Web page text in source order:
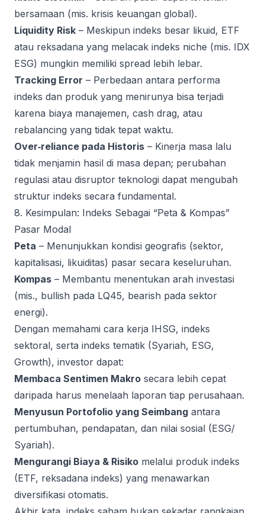
bersamaan (mis. krisis keuangan global).
Liquidity Risk – Meskipun indeks besar likuid, ETF
atau reksadana yang melacak indeks niche (mis. IDX
ESG) mungkin memiliki spread lebih lebar.
Tracking Error – Perbedaan antara performa
indeks dan produk yang menirunya bisa terjadi
karena biaya manajemen, cash drag, atau
rebalancing yang tidak tepat waktu.
Over‑reliance pada Historis – Kinerja masa lalu
tidak menjamin hasil di masa depan; perubahan
regulasi atau disruptor teknologi dapat mengubah
struktur indeks secara fundamental.
8. Kesimpulan: Indeks Sebagai “Peta & Kompas”
Pasar Modal
Peta – Menunjukkan kondisi geografis (sektor,
kapitalisasi, likuiditas) pasar secara keseluruhan.
Kompas – Membantu menentukan arah investasi
(mis., bullish pada LQ45, bearish pada sektor
energi).
Dengan memahami cara kerja IHSG, indeks
sektoral, serta indeks tematik (Syariah, ESG,
Growth), investor dapat:
Membaca Sentimen Makro secara lebih cepat
daripada harus menelaah laporan tiap perusahaan.
Menyusun Portofolio yang Seimbang antara
pertumbuhan, pendapatan, dan nilai sosial (ESG/
Syariah).
Mengurangi Biaya & Risiko melalui produk indeks
(ETF, reksadana indeks) yang menawarkan
diversifikasi otomatis.